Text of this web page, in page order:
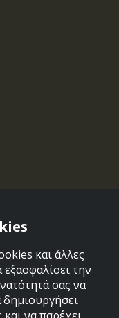
και άλλες
την
σας να
δημιουργήσει